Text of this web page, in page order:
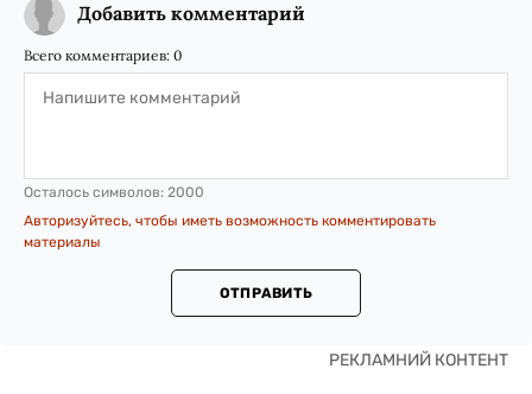
Добавить комментарий
Всего комментариев: 0
Осталось символов: 2000
Авторизуйтесь, чтобы иметь возможность комментировать
материалы
ОТПРАВИТЬ